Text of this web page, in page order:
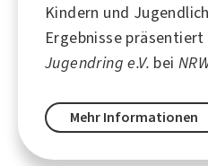
Kindern und
Ergebnisse
Jugendring e.V. bei
Mehr Informationen